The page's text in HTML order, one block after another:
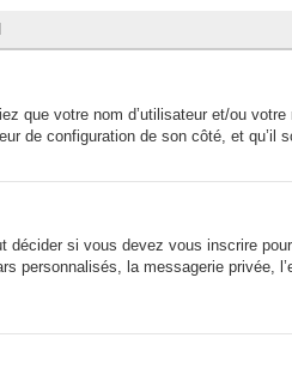
que votre nom d’utilisateur et/ou
de configuration de son côté, et qu’il
décider si vous devez vous inscrire
la messagerie privée,